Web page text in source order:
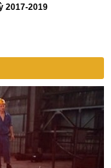
2017-2019